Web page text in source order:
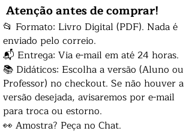
Atenção antes de comprar!
📂 Formato: Livro Digital (PDF). Nada é
enviado pelo correio.
📬 Entrega: Via e-mail em até 24 horas.
📚 Didáticos: Escolha a versão (Aluno ou
Professor) no checkout. Se não houver a
versão desejada, avisaremos por e-mail
para troca ou estorno.
👀 Amostra? Peça no Chat.